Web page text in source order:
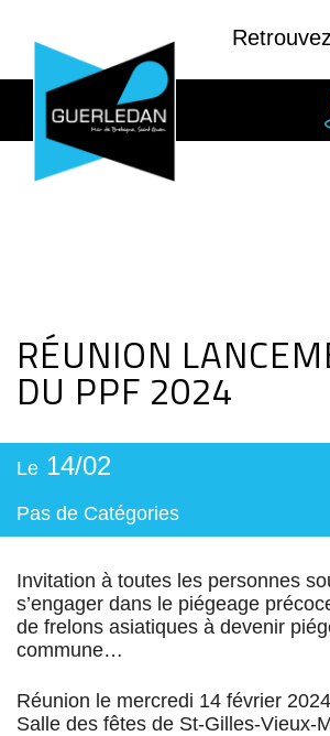
RÉUNION
DU PPF 2024
Le 14/02
Pas de Catégories
Invitation à toutes les personnes
s’engager dans le piégeage
de frelons asiatiques à devenir
commune…
Réunion le mercredi 14 février
Salle des fêtes de St-Gilles-Vieux-